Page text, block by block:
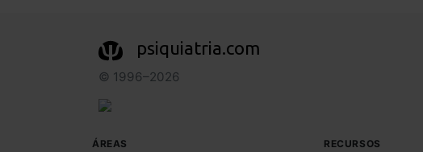
psiquiatria.com
© 1996–2026
ÁREAS RECURSOS